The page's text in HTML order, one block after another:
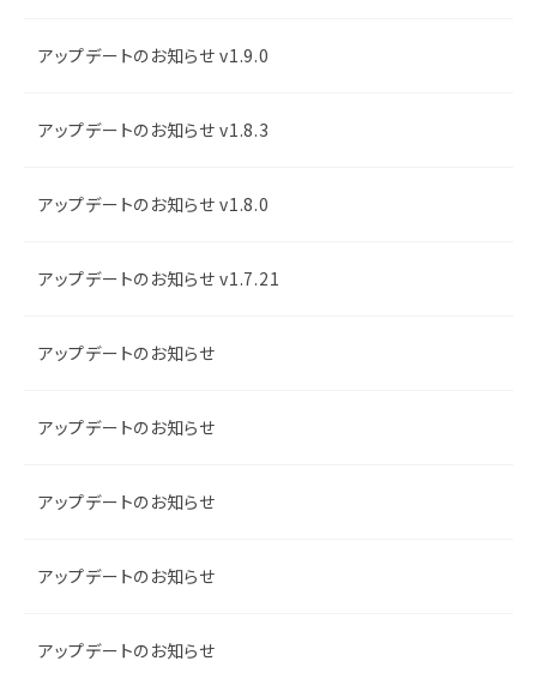
アップデートのお知らせ v1.9.0
アップデートのお知らせ v1.8.3
アップデートのお知らせ v1.8.0
アップデートのお知らせ v1.7.21
アップデートのお知らせ
アップデートのお知らせ
アップデートのお知らせ
アップデートのお知らせ
アップデートのお知らせ